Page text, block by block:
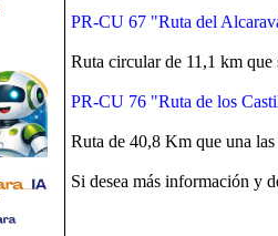
PR-CU 67 "Ruta del
Ruta circular de 11,1 km que
PR-CU 76 "Ruta de los
Ruta de 40,8 Km que una
Si desea más información y